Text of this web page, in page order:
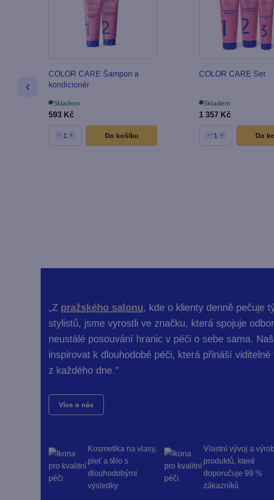
COLOR CARE Šampon a
kondicionér
Skladem
593 Kč
− 1 + Do košíku
COLOR CARE Set
Skladem
1 357 Kč
− 1 + Do
„Z pražského salonu, kde o klienty denně pečuje
stylistů, jsme vyrostli ve značku, která spojuje
neustálé posouvání hranic v péči o sebe sama.
inspirovat k dlouhodobé péči, která přináší
z každého dne."
Více o nás
Kosmetika na vlasy,
pleť a tělo s
dlouhodobými
výsledky
Vlastní vývoj a
produktů, které
doporučuje 99 %
zákazníků